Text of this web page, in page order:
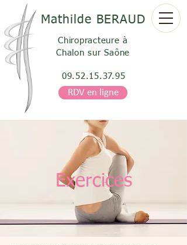
RDV en ligne
09.52.15.37.95
Chiropracteure à
Chalon sur Saône
Mathilde BERAUD
Exercices